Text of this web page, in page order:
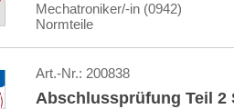
Mechatroniker/-in (0942)
Normteile
Art.-Nr.: 200838
Abschlussprüfung Teil 2